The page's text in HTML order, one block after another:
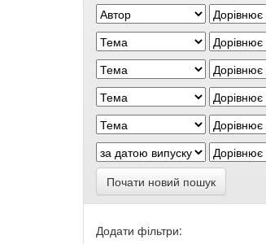
Почати новий пошук
Додати фільтри: